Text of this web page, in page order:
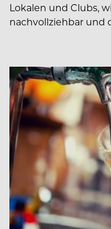
Lokalen und Clubs,
nachvollziehbar